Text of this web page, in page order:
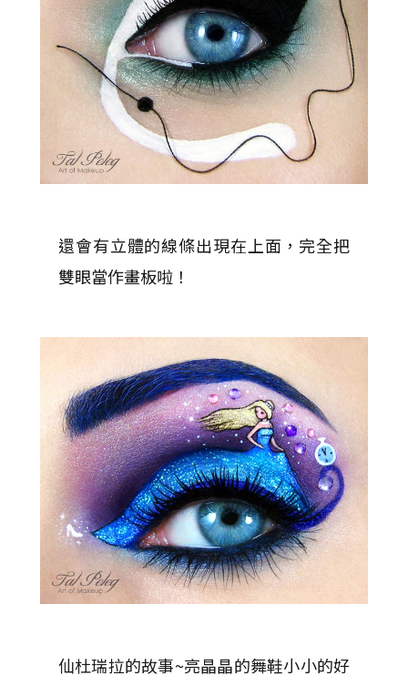
還會有立體的線條出現在上面，完全把
雙眼當作畫板啦！
仙杜瑞拉的故事~亮晶晶的舞鞋小小的好